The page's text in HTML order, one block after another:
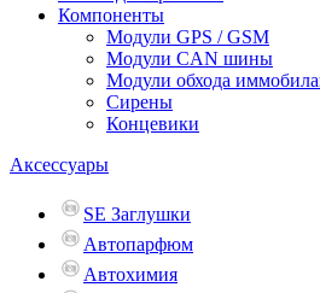
Компоненты
Модули GPS / GSM
Модули CAN шины
Модули обхода
Сирены
Концевики
Аксессуары
SE Заглушки
Автопарфюм
Автохимия